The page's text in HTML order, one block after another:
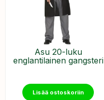
Asu 20-luku
englantilainen gangsteri
Lisää ostoskoriin